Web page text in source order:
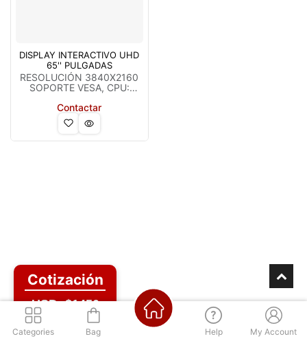
DISPLAY INTERACTIVO UHD
65'' PULGADAS
RESOLUCIÓN 3840X2160
SOPORTE VESA, CPU:
2*A53+Cortex 2*A73 and
Mali G51 GPU, Android 8.0''
Contactar
Cotización
USD: $1450
Categories Bag Help My Account
Los mejores precios